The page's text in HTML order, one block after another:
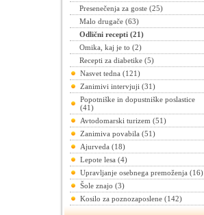
Presenečenja za goste (25)
Malo drugače (63)
Odlični recepti (21)
Omika, kaj je to (2)
Recepti za diabetike (5)
Nasvet tedna (121)
Zanimivi intervjuji (31)
Popotniške in dopustniške poslastice
(41)
Avtodomarski turizem (51)
Zanimiva povabila (51)
Ajurveda (18)
Lepote lesa (4)
Upravljanje osebnega premoženja (16)
Šole znajo (3)
Kosilo za poznozaposlene (142)